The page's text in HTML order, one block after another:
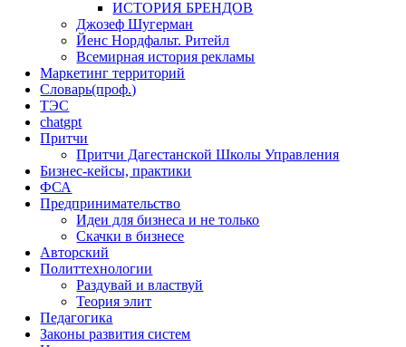
ИСТОРИЯ БРЕНДОВ
Джозеф Шугерман
​Йенс Нордфальт. Ритейл
Всемирная история рекламы
Маркетинг территорий
Словарь(проф.)
ТЭС
chatgpt
Притчи
Притчи Дагестанской Школы Управления
Бизнес-кейсы, практики
ФСА
Предпринимательство
Идеи для бизнеса и не только
Скачки в бизнесе
Авторский
Политтехнологии
Раздувай и властвуй
Теория элит
​Педагогика
Законы развития систем